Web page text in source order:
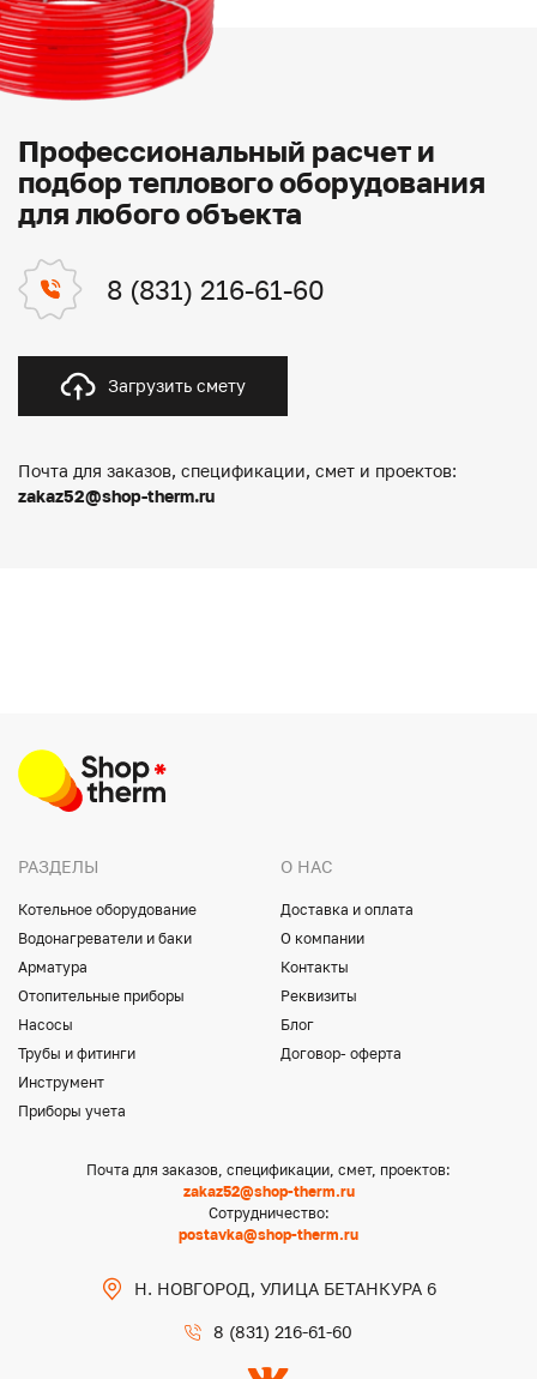
Профессиональный расчет и
подбор теплового оборудования
для любого объекта
8 (831) 216-61-60
Загрузить смету
Почта для заказов, спецификации, смет и проектов:
zakaz52@shop-therm.ru
РАЗДЕЛЫ
Котельное оборудование
Водонагреватели и баки
Арматура
Отопительные приборы
Насосы
Трубы и фитинги
Инструмент
Приборы учета
О НАС
Доставка и оплата
О компании
Контакты
Реквизиты
Блог
Договор- оферта
Почта для заказов, спецификации, смет, проектов:
zakaz52@shop-therm.ru
Сотрудничество:
postavka@shop-therm.ru
Н. НОВГОРОД, УЛИЦА БЕТАНКУРА 6
8 (831) 216-61-60